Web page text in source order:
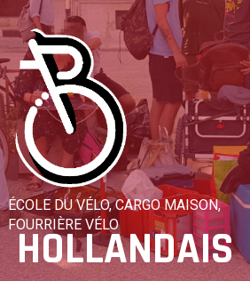
Skip
to
content
ÉCOLE DU VÉLO, CARGO MAISON,
FOURRIÈRE VÉLO
HOLLANDAIS